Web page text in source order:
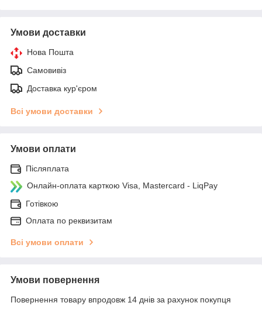
Умови доставки
Нова Пошта
Самовивіз
Доставка кур'єром
Всі умови доставки
Умови оплати
Післяплата
Онлайн-оплата карткою Visa, Mastercard - LiqPay
Готівкою
Оплата по реквизитам
Всі умови оплати
Умови повернення
Повернення товару впродовж 14 днів за рахунок покупця